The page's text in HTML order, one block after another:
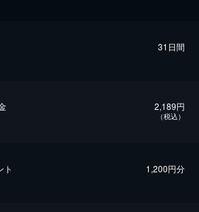
31日間
2,189円
（税込）
ト 1,200円分